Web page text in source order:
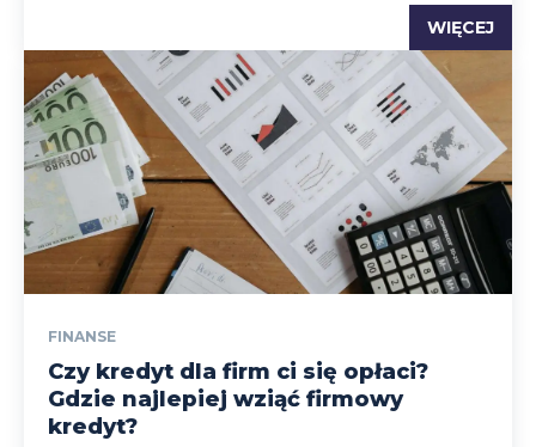
WIĘCEJ
FINANSE
Czy kredyt dla firm ci się opłaci?
Gdzie najlepiej wziąć firmowy
kredyt?